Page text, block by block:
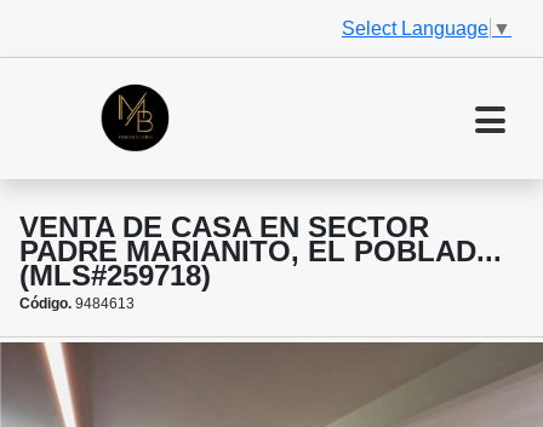
Select Language ▼
VENTA DE CASA EN SECTOR
PADRE MARIANITO, EL POBLAD...
(MLS#259718)
Código. 9484613